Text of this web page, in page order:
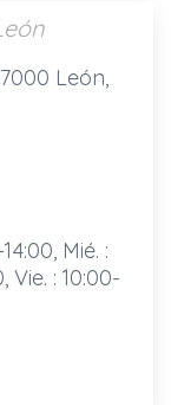
León,
Mié. :
Vie. : 10:00-